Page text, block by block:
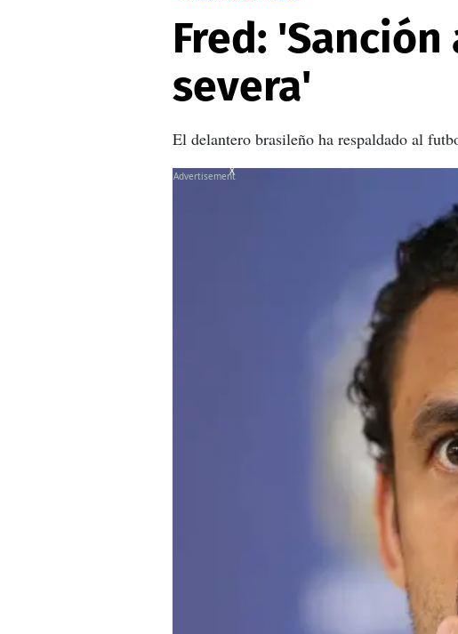
Fred:
severa'
El delantero brasileño ha respaldado al
X